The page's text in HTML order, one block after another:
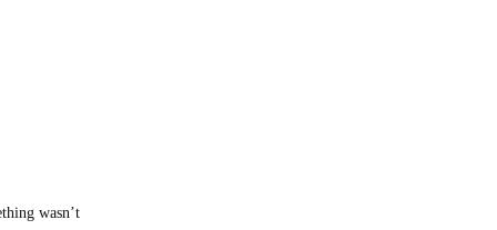
wasn’t